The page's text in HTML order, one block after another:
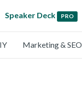
Speaker Deck PRO
Marketing & SEO